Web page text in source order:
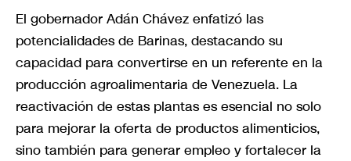
El gobernador Adán Chávez enfatizó las
potencialidades de Barinas, destacando su
capacidad para convertirse en un referente en la
producción agroalimentaria de Venezuela. La
reactivación de estas plantas es esencial no solo
para mejorar la oferta de productos alimenticios,
sino también para generar empleo y fortalecer la